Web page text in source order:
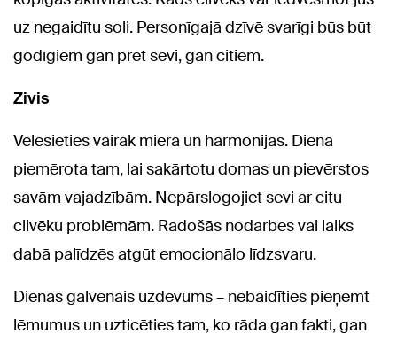
uz negaidītu soli. Personīgajā dzīvē svarīgi būs būt
godīgiem gan pret sevi, gan citiem.
Zivis
Vēlēsieties vairāk miera un harmonijas. Diena
piemērota tam, lai sakārtotu domas un pievērstos
savām vajadzībām. Nepārslogojiet sevi ar citu
cilvēku problēmām. Radošās nodarbes vai laiks
dabā palīdzēs atgūt emocionālo līdzsvaru.
Dienas galvenais uzdevums – nebaidīties pieņemt
lēmumus un uzticēties tam, ko rāda gan fakti, gan